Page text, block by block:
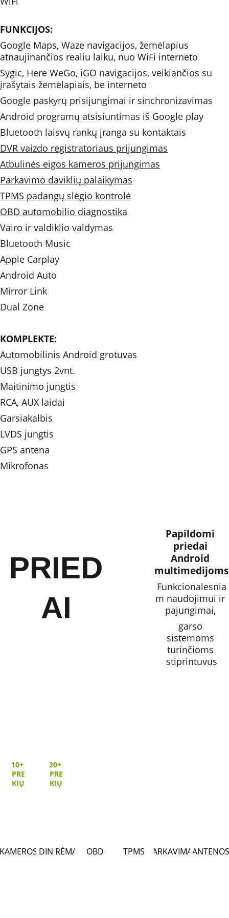
FUNKCIJOS:
Google Maps, Waze navigacijos, žemėlapius
atnaujinančios realiu laiku, nuo WiFi interneto
Sygic, Here WeGo, iGO navigacijos, veikiančios su
įrašytais žemėlapiais, be interneto
Google paskyrų prisijungimai ir sinchronizavimas
Android programų atsisiuntimas iš Google play
Bluetooth laisvų rankų įranga su kontaktais
DVR vaizdo registratoriaus prijungimas
Atbulinės eigos kameros prijungimas
Parkavimo daviklių palaikymas
TPMS padangų slėgio kontrolė
OBD automobilio diagnostika
Vairo ir valdiklio valdymas
Bluetooth Music
Apple Carplay
Android Auto
Mirror Link
Dual Zone
KOMPLEKTE:
Automobilinis Android grotuvas
USB jungtys 2vnt.
Maitinimo jungtis
RCA, AUX laidai
Garsiakalbis
LVDS jungtis
GPS antena
Mikrofonas
PRIED
AI
Papildomi
priedai
Android
multimedijoms
Funkcionalesnia
m naudojimui ir
pajungimai,
garso
sistemoms
turinčioms
stiprintuvus
2DIN RĖMAI ANTENOS
OBD TPMS PARKAVIMAS
20+
PRE
KIŲ
10+
PRE
KIŲ